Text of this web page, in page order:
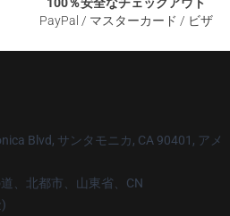
PayPal / マスターカード / ビザ
Blvd, サンタモニカ, CA 90401, アメ
、北都市、山東省、CN